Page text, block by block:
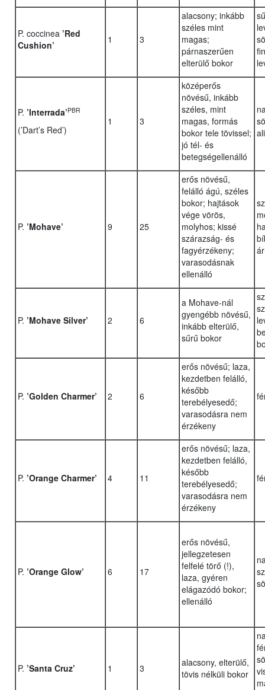
P. coccinea ’Red
Cushion’
1 3
alacsony; inkább
széles mint
magas;
párnaszerűen
elterülő bokor
P. ’Interrada’PBR
(’Dart’s Red’)
1 3
középerős
növésű, inkább
széles, mint
magas, formás
bokor tele tövissel;
jó tél- és
betegségellenálló
P. ’Mohave’ 9 25
erős növésű,
felálló ágú, széles
bokor; hajtások
vége vörös,
molyhos; kissé
szárazság- és
fagyérzékeny;
varasodásnak
ellenálló
P. ’Mohave Silver’ 2 6
a Mohave-nál
gyengébb növésű,
inkább elterülő,
sűrű bokor
P. ’Golden Charmer’ 2 6
erős növésű; laza,
kezdetben felálló,
később
terebélyesedő;
varasodásra nem
érzékeny
P. ’Orange Charmer’ 4 11
erős növésű; laza,
kezdetben felálló,
később
terebélyesedő;
varasodásra nem
érzékeny
P. ’Orange Glow’ 6 17
erős növésű,
jellegzetesen
felfelé törő (!),
laza, gyéren
elágazódó bokor;
ellenálló
P. ’Santa Cruz’ 1 3
alacsony, elterülő,
tövis nélküli bokor